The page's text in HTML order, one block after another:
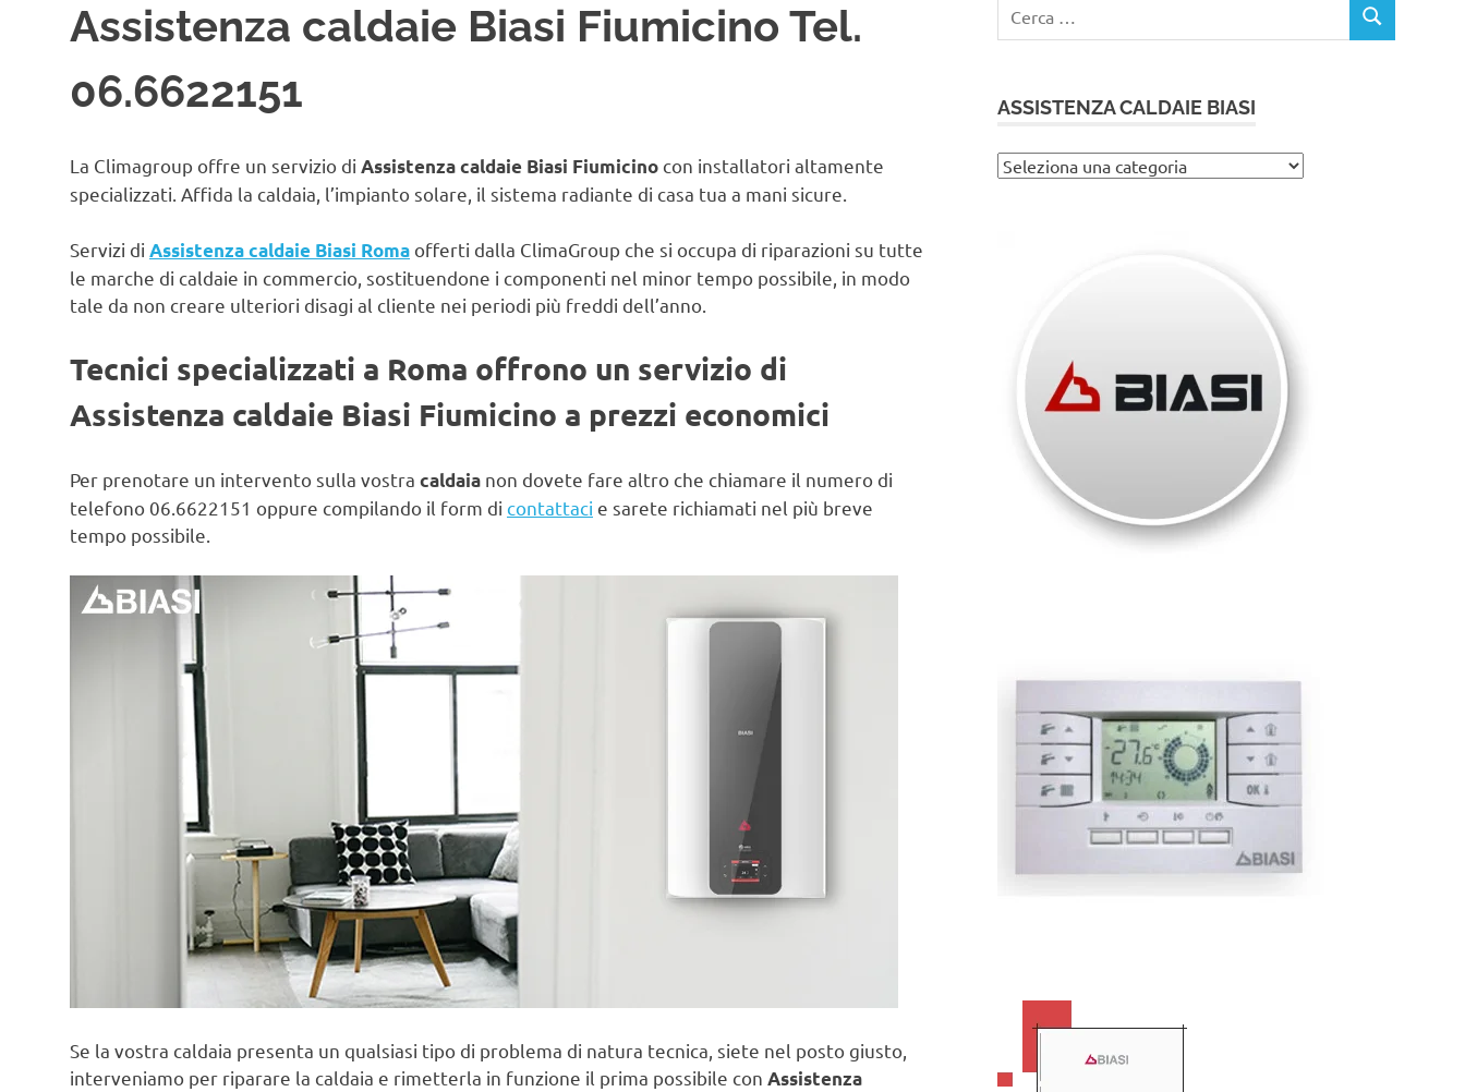
Assistenza caldaie Biasi Fiumicino Tel.
06.6622151
La Climagroup offre un servizio di Assistenza caldaie Biasi Fiumicino con installatori altamente
specializzati. Affida la caldaia, l’impianto solare, il sistema radiante di casa tua a mani sicure.
Servizi di Assistenza caldaie Biasi Roma offerti dalla ClimaGroup che si occupa di riparazioni su tutte
le marche di caldaie in commercio, sostituendone i componenti nel minor tempo possibile, in modo
tale da non creare ulteriori disagi al cliente nei periodi più freddi dell’anno.
Tecnici specializzati a Roma offrono un servizio di
Assistenza caldaie Biasi Fiumicino a prezzi economici
Per prenotare un intervento sulla vostra caldaia non dovete fare altro che chiamare il numero di
telefono 06.6622151 oppure compilando il form di contattaci e sarete richiamati nel più breve
tempo possibile.
Se la vostra caldaia presenta un qualsiasi tipo di problema di natura tecnica, siete nel posto giusto,
interveniamo per riparare la caldaia e rimetterla in funzione il prima possibile con Assistenza
per:
CERCA
ASSISTENZA CALDAIE BIASI
Assistenza